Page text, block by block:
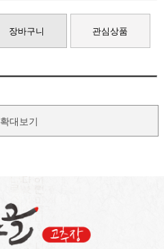
장바구니 관심상품
확대보기